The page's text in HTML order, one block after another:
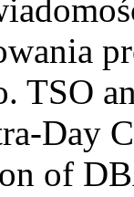
TSO
Day
of